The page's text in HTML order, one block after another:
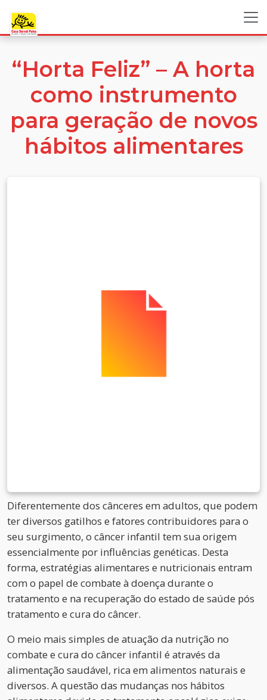
“Horta Feliz” – A horta
como instrumento
para geração de novos
hábitos alimentares
Diferentemente dos cânceres em adultos, que podem
ter diversos gatilhos e fatores contribuidores para o
seu surgimento, o câncer infantil tem sua origem
essencialmente por influências genéticas. Desta
forma, estratégias alimentares e nutricionais entram
com o papel de combate à doença durante o
tratamento e na recuperação do estado de saúde pós
tratamento e cura do câncer.
O meio mais simples de atuação da nutrição no
combate e cura do câncer infantil é através da
alimentação saudável, rica em alimentos naturais e
diversos. A questão das mudanças nos hábitos